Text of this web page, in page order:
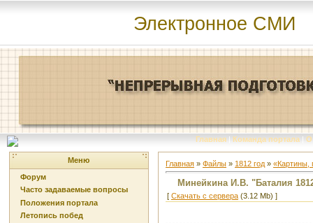
Электронное СМИ
Главная | Команда портала | О
Меню
Форум
Часто задаваемые вопросы
Положения портала
Летопись побед
Главная » Файлы » 1812 год » «Картины,
Минейкина И.В. "Баталия
[ Скачать с сервера (3.12 Mb) ]